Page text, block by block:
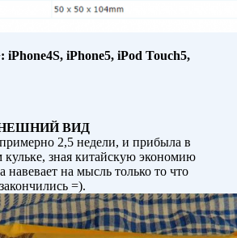
iPhone5, iPod Touch5,
ВИД
2,5 недели, и прибыла в
зная китайскую экономию
навевает на мысль только то что
=).